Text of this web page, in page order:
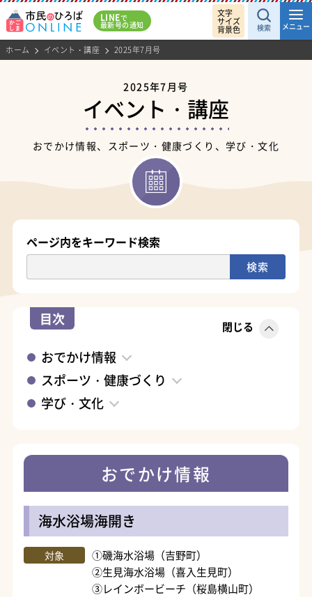
LINEで
最新号の通知
文字
サイズ
背景色 検索 メニュー
ホーム イベント・講座 2025年7月号
2025年7月号
イベント・講座
おでかけ情報、スポーツ・健康づくり、学び・文化
ページ内をキーワード検索
目次 閉じる
おでかけ情報
スポーツ・健康づくり
学び・文化
おでかけ情報
海水浴場海開き
対象
①磯海水浴場（吉野町）
②生見海水浴場（喜入生見町）
③レインボービーチ（桜島横山町）